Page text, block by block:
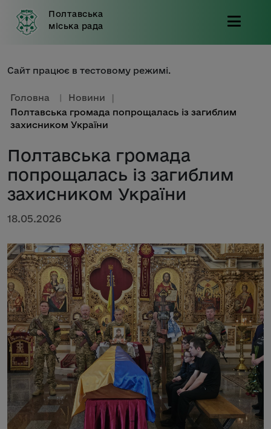
Полтавська
міська рада
Сайт працює в тестовому режимі.
Головна | Новини |
Полтавська громада попрощалась із загиблим
захисником України
Полтавська громада
попрощалась із загиблим
захисником України
18.05.2026